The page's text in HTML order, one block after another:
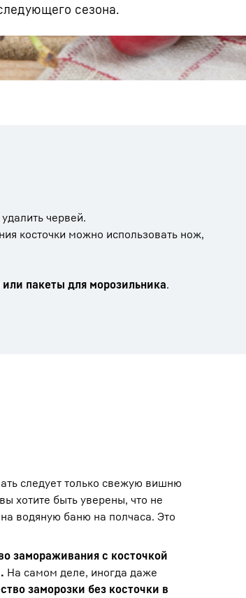
в Liebherr
сезона.
червей.
косточки можно использовать нож,
пакеты для морозильника.
следует только свежую вишню
хотите быть уверены, что не
водяную баню на полчаса. Это
замораживания с косточкой
На самом деле, иногда даже
заморозки без косточки в